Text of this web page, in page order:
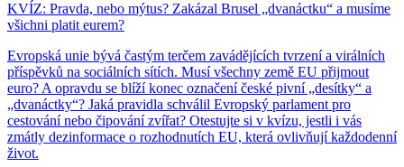
KVÍZ: Pravda, nebo mýtus? Zakázal Brusel „dvanáctku“ a musíme
všichni platit eurem?
Evropská unie bývá častým terčem zavádějících tvrzení a virálních
příspěvků na sociálních sítích. Musí všechny země EU přijmout
euro? A opravdu se blíží konec označení české pivní „desítky“ a
„dvanáctky“? Jaká pravidla schválil Evropský parlament pro
cestování nebo čipování zvířat? Otestujte si v kvízu, jestli i vás
zmátly dezinformace o rozhodnutích EU, která ovlivňují každodenní
život.